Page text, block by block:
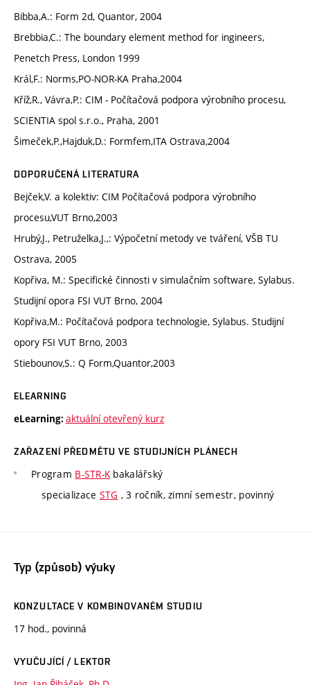
Bibba,A.: Form 2d, Quantor, 2004
Brebbia,C.: The boundary element method for ingineers,
Penetch Press, London 1999
Král,F.: Norms,PO-NOR-KA Praha,2004
Kříž,R., Vávra,P.: CIM - Počítačová podpora výrobního procesu,
SCIENTIA spol s.r.o., Praha, 2001
Šimeček,P.,Hajduk,D.: Formfem,ITA Ostrava,2004
DOPORUČENÁ LITERATURA
Bejček,V. a kolektiv: CIM Počítačová podpora výrobního
procesu,VUT Brno,2003
Hrubý,J., Petruželka,J.,: Výpočetní metody ve tváření, VŠB TU
Ostrava, 2005
Kopřiva, M.: Specifické činnosti v simulačním software, Sylabus.
Studijní opora FSI VUT Brno, 2004
Kopřiva,M.: Počítačová podpora technologie, Sylabus. Studijní
opory FSI VUT Brno, 2003
Stiebounov,S.: Q Form,Quantor,2003
ELEARNING
eLearning: aktuální otevřený kurz
ZAŘAZENÍ PŘEDMĚTU VE STUDIJNÍCH PLÁNECH
Program B-STR-Kbakalářský
specializace STG , 3 ročník, zimní semestr, povinný
Typ (způsob) výuky
KONZULTACE V KOMBINOVANÉM STUDIU
17 hod., povinná
VYUČUJÍCÍ / LEKTOR